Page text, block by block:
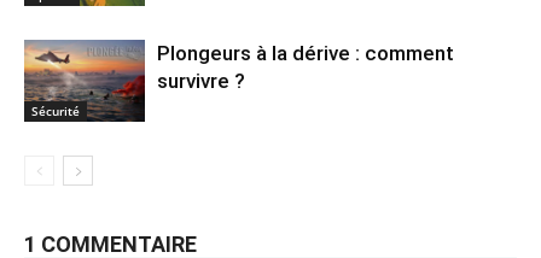
Sécurité
Plongeurs à la dérive : comment
survivre ?
1 COMMENTAIRE